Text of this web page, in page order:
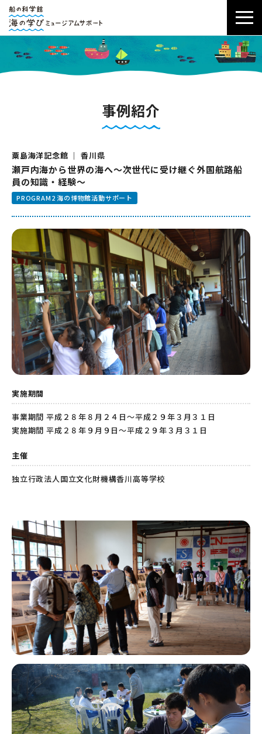
事例紹介
粟島海洋記念館 ｜ 香川県
瀬戸内海から世界の海へ～次世代に受け継ぐ外国航路船
員の知識・経験～
PROGRAM2 海の博物館活動サポート
実施期間
事業期間 平成２８年８月２４日〜平成２９年３月３１日
実施期間 平成２８年９月９日〜平成２９年３月３１日
主催
独立行政法人国立文化財機構香川高等学校